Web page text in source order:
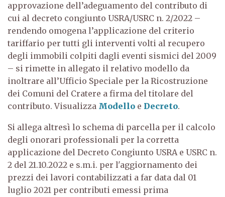
approvazione dell’adeguamento del contributo di
cui al decreto congiunto USRA/USRC n. 2/2022 –
rendendo omogena l’applicazione del criterio
tariffario per tutti gli interventi volti al recupero
degli immobili colpiti dagli eventi sismici del 2009
– si rimette in allegato il relativo modello da
inoltrare all’Ufficio Speciale per la Ricostruzione
dei Comuni del Cratere a firma del titolare del
contributo. Visualizza Modello e Decreto.
Si allega altresì lo schema di parcella per il calcolo
degli onorari professionali per la corretta
applicazione del Decreto Congiunto USRA e USRC n.
2 del 21.10.2022 e s.m.i. per l'aggiornamento dei
prezzi dei lavori contabilizzati a far data dal 01
luglio 2021 per contributi emessi prima